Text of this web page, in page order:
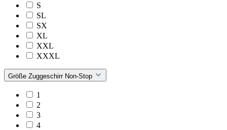
S
SL
SX
XL
XXL
XXXL
Größe Zuggeschirr Non-Stop
1
2
3
4